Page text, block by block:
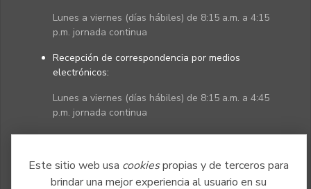
Este sitio web usa cookiespropias y de terceros para
brindar una mejor experiencia al usuario en su
Lunes a viernes (días hábiles) de 8:15 a.m. a 4:15
p.m. jornada continua
Recepción de correspondencia por medios
electrónicos:
Lunes a viernes (días hábiles) de 8:15 a.m. a 4:45
p.m. jornada continua